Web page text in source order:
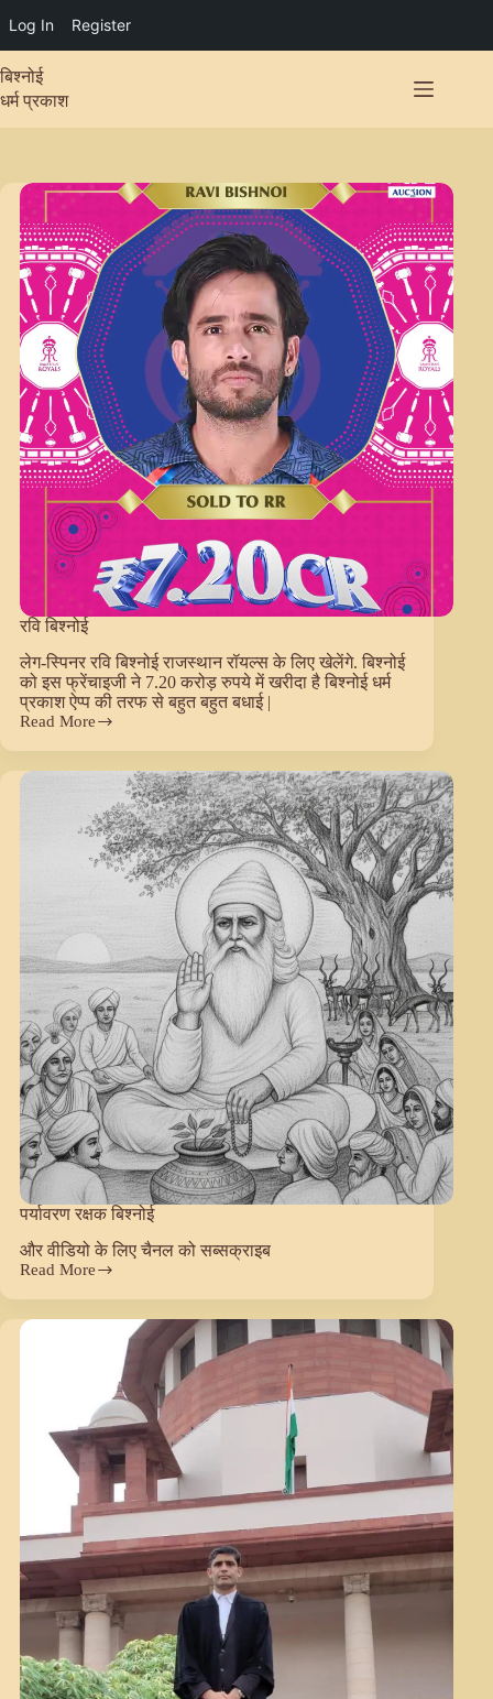
Log In
Register
to
content
बिश्नोई
धर्म प्रकाश
रवि बिश्नोई
लेग-स्पिनर रवि बिश्नोई राजस्थान रॉयल्स के लिए खेलेंगे. बिश्नोई
को इस फ्रेंचाइजी ने 7.20 करोड़ रुपये में खरीदा है बिश्नोई धर्म
प्रकाश ऐप्प की तरफ से बहुत बहुत बधाई |
Read More
रवि
पर्यावरण रक्षक बिश्नोई
और वीडियो के लिए चैनल को सब्सक्राइब
Read More
पर्यावरण